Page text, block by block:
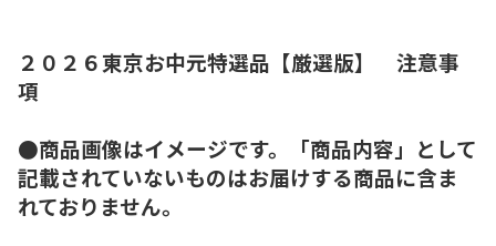
２０２６東京お中元特選品【厳選版】 注意事
項
●商品画像はイメージです。「商品内容」として
記載されていないものはお届けする商品に含ま
れておりません。